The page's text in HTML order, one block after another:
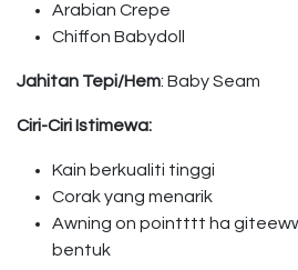
Arabian Crepe
Chiffon Babydoll
Jahitan Tepi/Hem: Baby Seam
Ciri-Ciri Istimewa:
Kain berkualiti tinggi
Corak yang menarik
Awning on pointttt ha
bentuk